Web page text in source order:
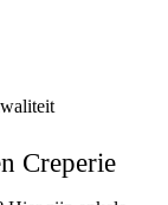
Creperie